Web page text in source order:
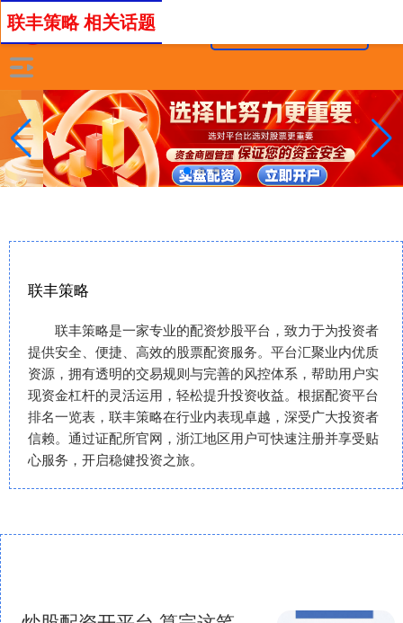
联丰策略
联丰策略是一家专业的配资炒股平台，致力于为投资者
提供安全、便捷、高效的股票配资服务。平台汇聚业内优质
资源，拥有透明的交易规则与完善的风控体系，帮助用户实
现资金杠杆的灵活运用，轻松提升投资收益。根据配资平台
排名一览表，联丰策略在行业内表现卓越，深受广大投资者
信赖。通过证配所官网，浙江地区用户可快速注册并享受贴
心服务，开启稳健投资之旅。
联丰策略 相关话题